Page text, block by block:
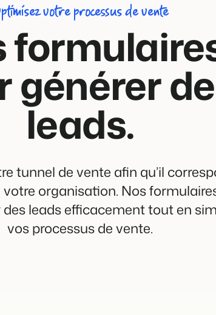
votre processus de vente
générer
leads.
tunnel de vente afin qu’il
organisation. Nos
des leads efficacement tout en
vos processus de vente.